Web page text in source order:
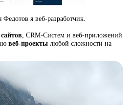
я веб-разработчик.
, CRM-Систем и веб-приложений
веб-проекты любой сложности на